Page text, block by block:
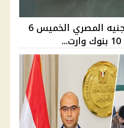
سعر الدولار مقابل الجنيه المصري الخميس 6